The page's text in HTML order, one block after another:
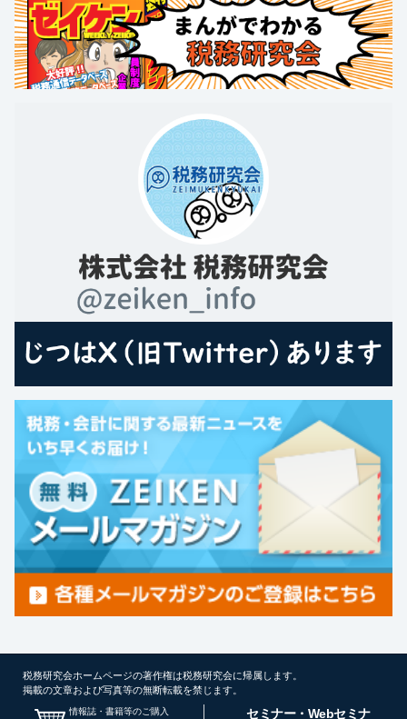
税務研究会ホームページの著作権は税務研究会に帰属します。
掲載の文章および写真等の無断転載を禁じます。
情報誌・書籍等のご購入 セミナー・Webセミナ